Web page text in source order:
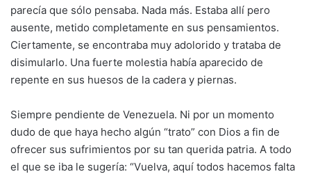
parecía que sólo pensaba. Nada más. Estaba allí pero
ausente, metido completamente en sus pensamientos.
Ciertamente, se encontraba muy adolorido y trataba de
disimularlo. Una fuerte molestia había aparecido de
repente en sus huesos de la cadera y piernas.
Siempre pendiente de Venezuela. Ni por un momento
dudo de que haya hecho algún “trato” con Dios a fin de
ofrecer sus sufrimientos por su tan querida patria. A todo
el que se iba le sugería: “Vuelva, aquí todos hacemos falta